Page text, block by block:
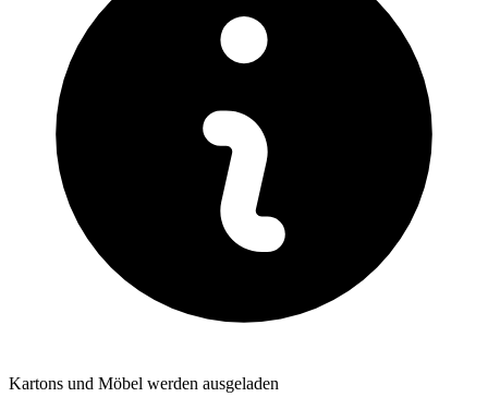
Kartons und Möbel werden ausgeladen